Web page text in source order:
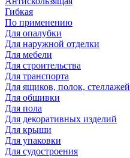
Гибкая
По применению
Для опалубки
Для наружной отделки
Для мебели
Для строительства
Для транспорта
Для ящиков, полок, стеллажей
Для обшивки
Для пола
Для декоративных изделий
Для крыши
Для упаковки
Для судостроения